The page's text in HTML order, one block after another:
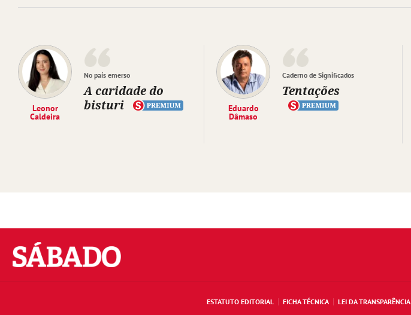
Leonor
Caldeira
No país emerso
A caridade do
bisturi
Eduardo
Dâmaso
Caderno de Significados
Tentações
Sábado
ESTATUTO EDITORIAL FICHA TÉCNICA LEI DA TRANSPARÊNCIA